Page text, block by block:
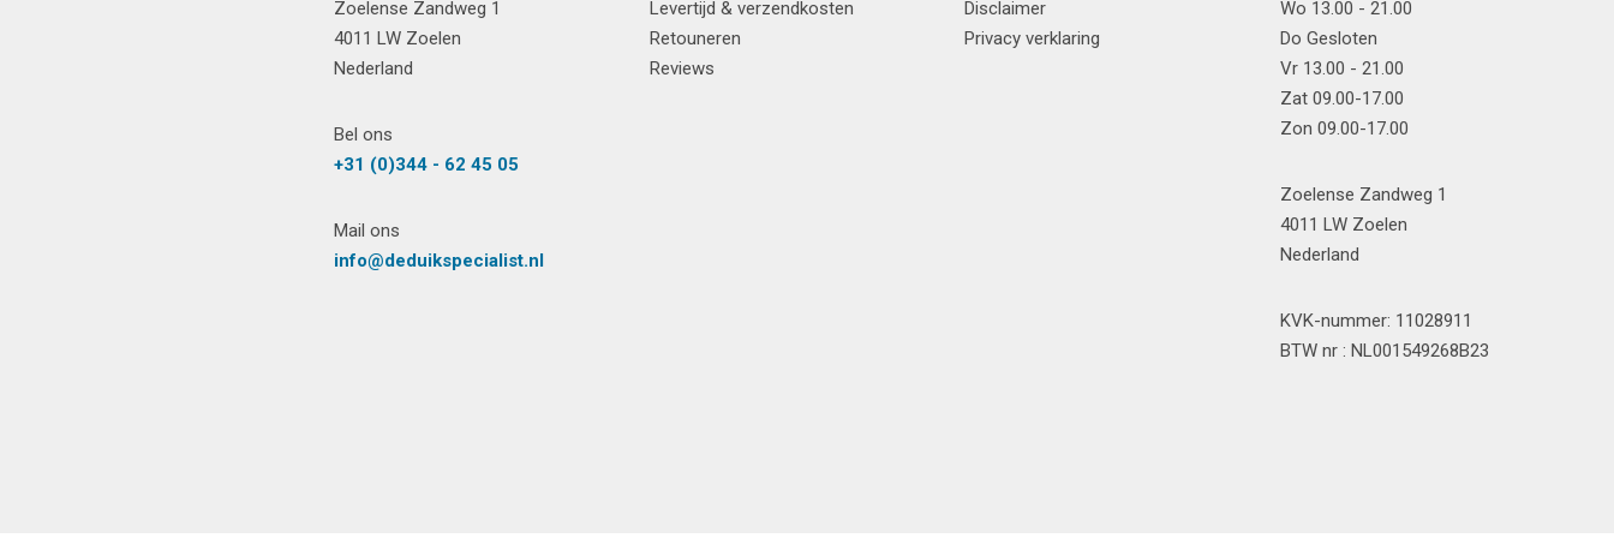
Zoelense Zandweg 1
4011 LW Zoelen
Nederland
Bel ons
+31 (0)344 - 62 45 05
Mail ons
info@deduikspecialist.nl
Levertijd & verzendkosten
Retouneren
Reviews
Disclaimer
Privacy verklaring
Wo 13.00 - 21.00
Do Gesloten
Vr 13.00 - 21.00
Zat 09.00-17.00
Zon 09.00-17.00
Zoelense Zandweg 1
4011 LW Zoelen
Nederland
KVK-nummer: 11028911
BTW nr : NL001549268B23